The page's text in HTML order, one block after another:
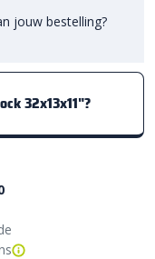
jouw bestelling?
32x13x11"?